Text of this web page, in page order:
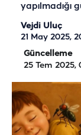
yapılmadığı
Vejdi Uluç
21 May 2025,
Güncelleme
25 Tem 2025,